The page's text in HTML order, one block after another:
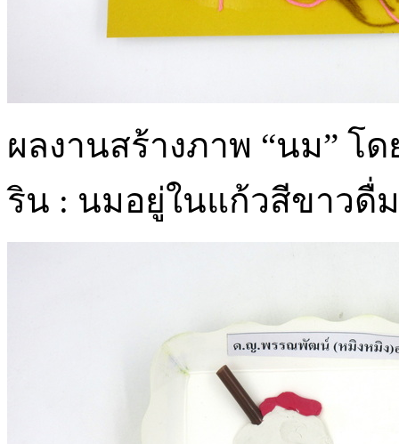
ผลงานสร้างภาพ “นม” โ
ริน : นมอยู่ในแก้วสีขาวดื่